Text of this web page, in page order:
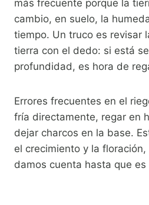
más frecuente porque la
cambio, en suelo, la
tiempo. Un truco es revisar
tierra con el dedo: si está
profundidad, es hora de
Errores frecuentes en el
fría directamente, regar en
dejar charcos en la base.
el crecimiento y la
damos cuenta hasta que es